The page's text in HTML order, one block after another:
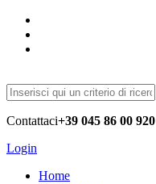
Contattaci+39 045 86 00 920
Login
Home